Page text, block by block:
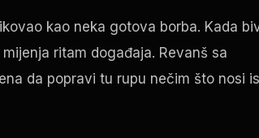
kao neka gotova borba. Kada
ritam događaja. Revanš sa
da popravi tu rupu nečim što nosi